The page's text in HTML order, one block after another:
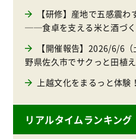
【研修】産地で五感震
──食卓を支える米と酒づ
【開催報告】2026/6/6
野県佐久市でサクっと田植え
上越文化をまるっと体験
リアルタイムランキング